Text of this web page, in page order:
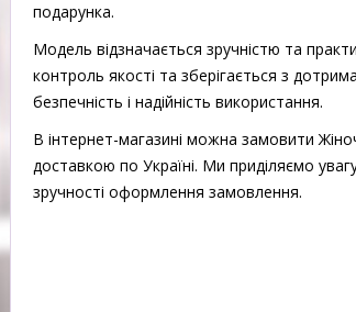
подарунка.
Модель відзначається зручністю та
контроль якості та зберігається з
безпечність і надійність використання.
В інтернет-магазині можна замовити
доставкою по Україні. Ми приділяємо
зручності оформлення замовлення.